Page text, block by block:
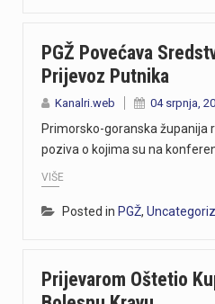
PGŽ Povećava
Prijevoz Putnika
Kanalri.web 04 srpnja,
Primorsko-goranska županija
poziva o kojima su na
VIŠE
Posted in PGŽ,
Prijevarom Oštetio